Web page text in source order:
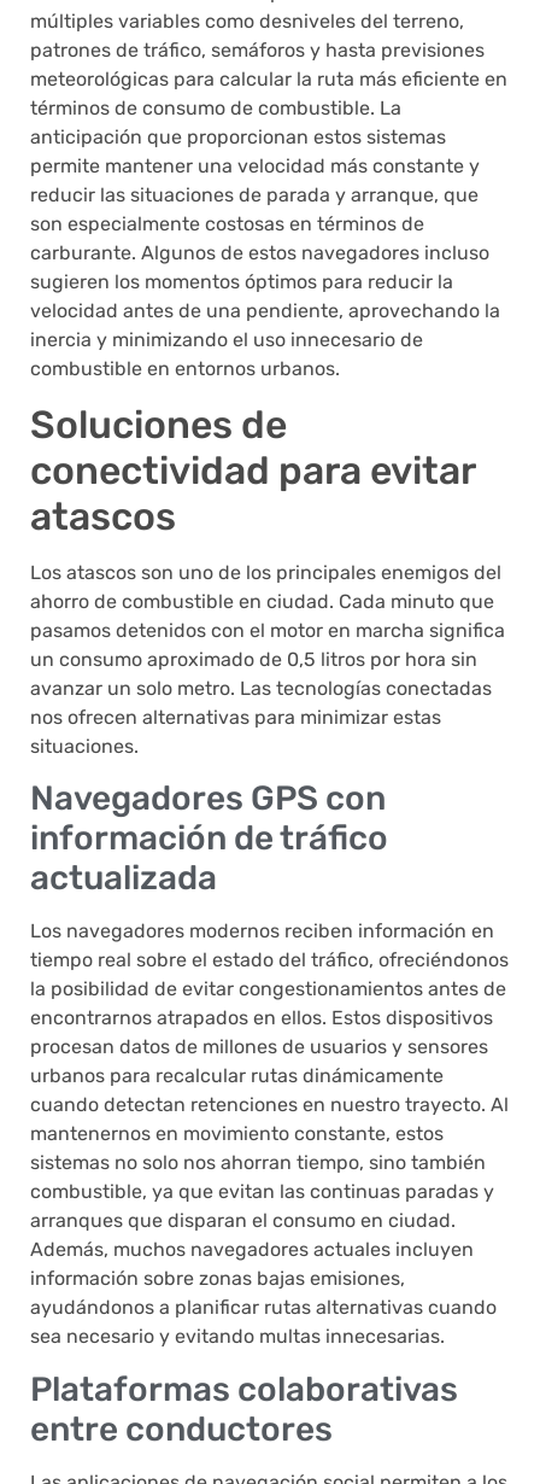
múltiples variables como desniveles del terreno,
patrones de tráfico, semáforos y hasta previsiones
meteorológicas para calcular la ruta más eficiente en
términos de consumo de combustible. La
anticipación que proporcionan estos sistemas
permite mantener una velocidad más constante y
reducir las situaciones de parada y arranque, que
son especialmente costosas en términos de
carburante. Algunos de estos navegadores incluso
sugieren los momentos óptimos para reducir la
velocidad antes de una pendiente, aprovechando la
inercia y minimizando el uso innecesario de
combustible en entornos urbanos.
Soluciones de
conectividad para evitar
atascos
Los atascos son uno de los principales enemigos del
ahorro de combustible en ciudad. Cada minuto que
pasamos detenidos con el motor en marcha significa
un consumo aproximado de 0,5 litros por hora sin
avanzar un solo metro. Las tecnologías conectadas
nos ofrecen alternativas para minimizar estas
situaciones.
Navegadores GPS con
información de tráfico
actualizada
Los navegadores modernos reciben información en
tiempo real sobre el estado del tráfico, ofreciéndonos
la posibilidad de evitar congestionamientos antes de
encontrarnos atrapados en ellos. Estos dispositivos
procesan datos de millones de usuarios y sensores
urbanos para recalcular rutas dinámicamente
cuando detectan retenciones en nuestro trayecto. Al
mantenernos en movimiento constante, estos
sistemas no solo nos ahorran tiempo, sino también
combustible, ya que evitan las continuas paradas y
arranques que disparan el consumo en ciudad.
Además, muchos navegadores actuales incluyen
información sobre zonas bajas emisiones,
ayudándonos a planificar rutas alternativas cuando
sea necesario y evitando multas innecesarias.
Plataformas colaborativas
entre conductores